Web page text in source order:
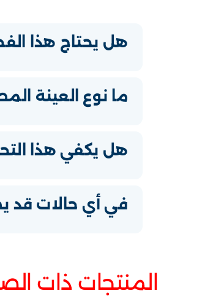
هل يحتاج هذا
ما نوع العينة
هل يكفي هذا
في أي حالات قد
المنتجات ذات